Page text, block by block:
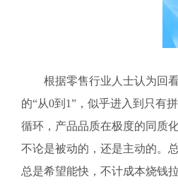
根据零售行业人士认为回看
的“从0到1”，似乎进入到只有
循环，产品品质在极度的同质
不论是被动的，还是主动的。
总是希望能快，不计成本烧钱